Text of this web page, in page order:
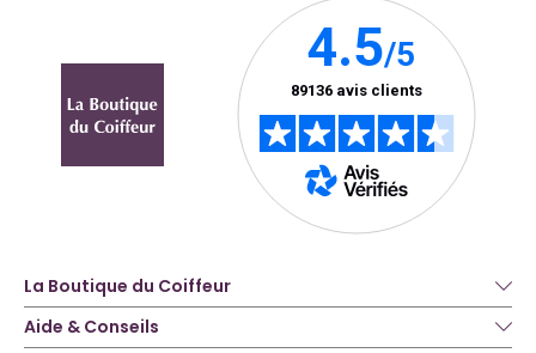
La Boutique du Coiffeur
Aide & Conseils